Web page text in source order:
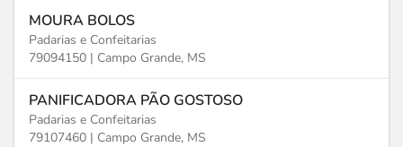
MOURA BOLOS
Padarias e Confeitarias
79094150 | Campo Grande, MS
PANIFICADORA PÃO GOSTOSO
Padarias e Confeitarias
79107460 | Campo Grande, MS